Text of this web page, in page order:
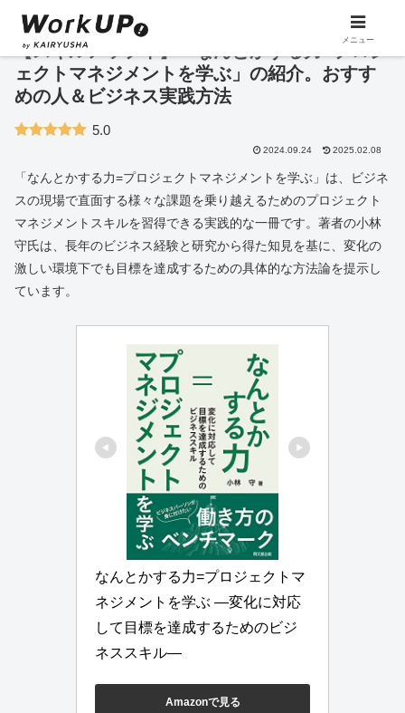
【スキルアップ本】「なんとかする力=プロジ
ェクトマネジメントを学ぶ」の紹介。おすす
めの人＆ビジネス実践方法
5.0
2024.09.24 2025.02.08
「なんとかする力=プロジェクトマネジメントを学ぶ」は、ビジネ
スの現場で直面する様々な課題を乗り越えるためのプロジェクト
マネジメントスキルを習得できる実践的な一冊です。著者の小林
守氏は、長年のビジネス経験と研究から得た知見を基に、変化の
激しい環境下でも目標を達成するための具体的な方法論を提示し
ています。
なんとかする力=プロジェクトマ
ネジメントを学ぶ ―変化に対応
して目標を達成するためのビジ
ネススキル―
Amazonで見る
メニュー